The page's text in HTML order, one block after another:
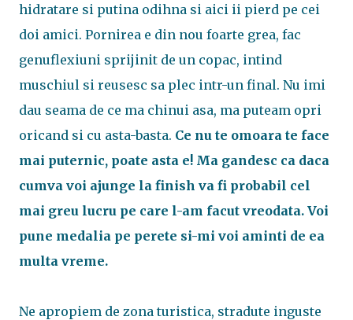
hidratare si putina odihna si aici ii pierd pe cei
doi amici. Pornirea e din nou foarte grea, fac
genuflexiuni sprijinit de un copac, intind
muschiul si reusesc sa plec intr-un final. Nu imi
dau seama de ce ma chinui asa, ma puteam opri
oricand si cu asta-basta. Ce nu te omoara te face
mai puternic, poate asta e! Ma gandesc ca daca
cumva voi ajunge la finish va fi probabil cel
mai greu lucru pe care l-am facut vreodata. Voi
pune medalia pe perete si-mi voi aminti de ea
multa vreme.
Ne apropiem de zona turistica, stradute inguste